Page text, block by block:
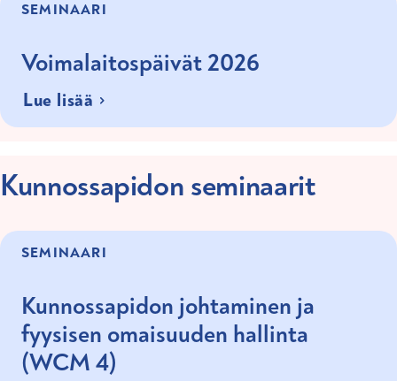
SEMINAARI
Voimalaitospäivät 2026
Lue lisää
Kunnossapidon seminaarit
SEMINAARI
Kunnossapidon johtaminen ja
fyysisen omaisuuden hallinta
(WCM 4)